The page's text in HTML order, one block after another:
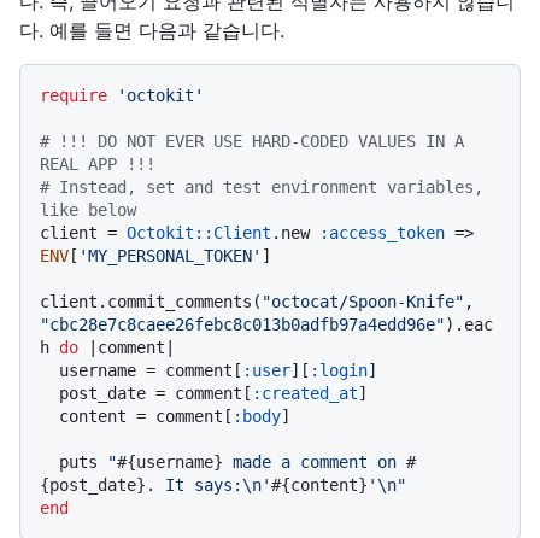
다. 예를 들면 다음과 같습니다.
require 'octokit'
# !!! DO NOT EVER USE HARD-CODED VALUES IN A
REAL APP !!!
# Instead, set and test environment variables,
like below
client = Octokit::Client .new :access_token
ENV[ 'MY_PERSONAL_TOKEN' ]
client.commit_comments( "octocat/Spoon-Knife"
"cbc28e7c8caee26febc8c013b0adfb97a4edd96e").eac
h do | comment |
  username = comment[
:user][ :login]
  post_date = comment[
:created_at]
  content = comment[
:body]
  puts
"#{username} made a comment on #
{post_date} . It says:\n'#{content} '\n"
end